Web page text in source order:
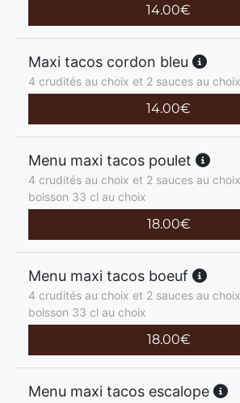
14.00€
Maxi tacos cordon bleu
4 crudités au choix et 2 sauces au choix
14.00€
Menu maxi tacos poulet
4 crudités au choix et 2 sauces au
boisson 33 cl au choix
18.00€
Menu maxi tacos boeuf
4 crudités au choix et 2 sauces au
boisson 33 cl au choix
18.00€
Menu maxi tacos escalope